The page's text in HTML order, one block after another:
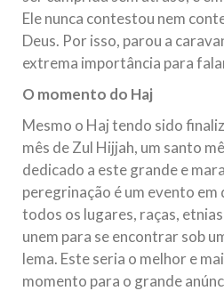
Ele nunca contestou nem
Deus. Por isso, parou a
extrema importância para
O momento do Haj
Mesmo o Haj tendo sido
mês de Zul Hijjah, um santo
dedicado a este grande e
peregrinação é um evento em
todos os lugares, raças,
unem para se encontrar sob
lema. Este seria o melhor e
momento para o grande